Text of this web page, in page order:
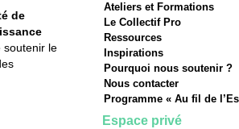
de
soutenir le
Ateliers et Formations
Le Collectif Pro
Ressources
Inspirations
Pourquoi nous soutenir ?
Nous contacter
Programme « Au fil de
Espace privé